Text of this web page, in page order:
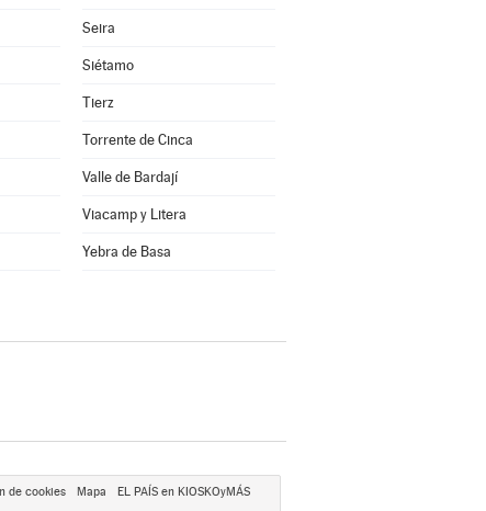
Seira
Siétamo
Tierz
Torrente de Cinca
Valle de Bardají
Viacamp y Litera
Yebra de Basa
de cookies Mapa
EL PAÍS en KIOSKOyMÁS